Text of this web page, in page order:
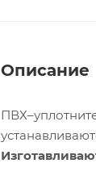
Описание